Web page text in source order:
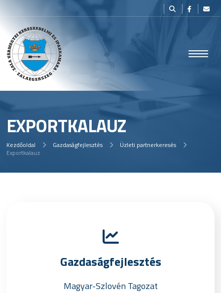
EXPORTKALAUZ
Kezdőoldal Gazdaságfejlesztés
Üzleti partnerkeresés
Exportkalauz
Gazdaságfejlesztés
Magyar-Szlovén Tagozat